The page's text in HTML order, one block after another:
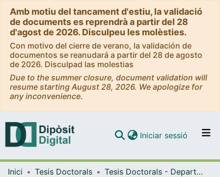
Amb motiu del tancament d'estiu, la validació
de documents es reprendrà a partir del 28
d'agost de 2026. Disculpeu les molèsties.
Con motivo del cierre de verano, la validación de
documentos se reanudará a partir del 28 de agosto
de 2026. Disculpad las molestias
Due to the summer closure, document validation will
resume starting August 28, 2026. We apologize for
any inconvenience.
Navega per tot el DD
Iniciar sessió (current)
Inici Tesis Doctorals
Tesis Doctorals - Departament - Didàctica de les Ciències Socials